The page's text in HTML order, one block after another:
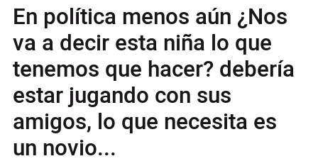
En política menos aún ¿Nos
va a decir esta niña lo que
tenemos que hacer? debería
estar jugando con sus
amigos, lo que necesita es
un novio...